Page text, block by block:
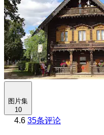
图片集
10
4.6 35条评论